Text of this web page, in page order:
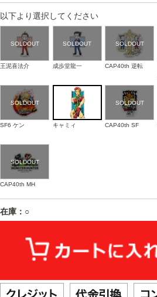
以下より選択してください
王泥喜法介 成歩堂龍一 CAP40th 逆転
SF6 ケン キャミィ CAP40th SF
CAP40th MH
在庫：○